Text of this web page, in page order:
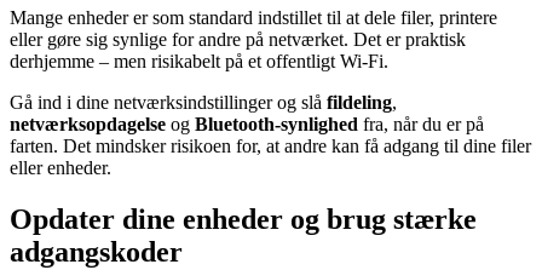
Mange enheder er som standard indstillet til at dele filer, printere
eller gøre sig synlige for andre på netværket. Det er praktisk
derhjemme – men risikabelt på et offentligt Wi-Fi.
Gå ind i dine netværksindstillinger og slå fildeling,
netværksopdagelse og Bluetooth-synlighed fra, når du er på
farten. Det mindsker risikoen for, at andre kan få adgang til dine filer
eller enheder.
Opdater dine enheder og brug stærke
adgangskoder